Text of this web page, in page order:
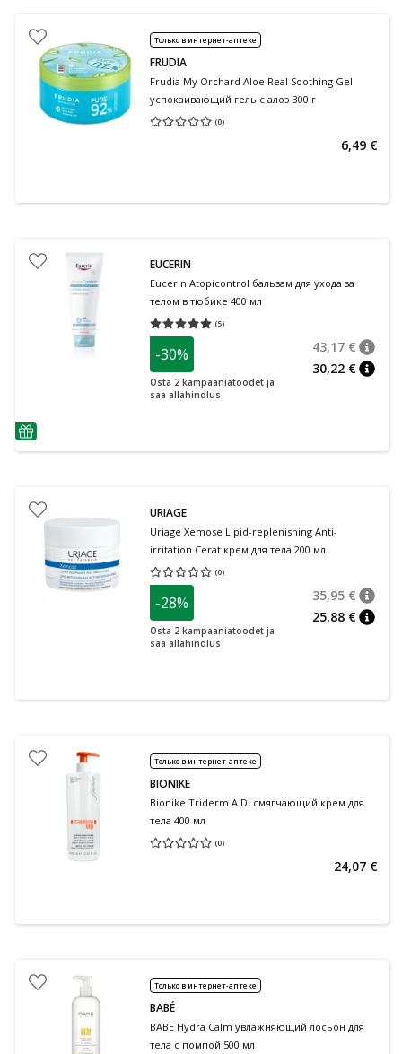
Только в интернет-аптеке
FRUDIA
Frudia My Orchard Aloe Real Soothing Gel
успокаивающий гель с алоэ 300 г
(0)
Средняя оценка 0.00
6,49 €
nõuanne
EUCERIN
Eucerin Atopicontrol бальзам для ухода за
телом в тюбике 400 мл
(5)
Средняя оценка 5.00
-30%
Osta 2 kampaaniatoodet ja
saa allahindlus
43,17 €
30,22 €
URIAGE
Uriage Xemose Lipid-replenishing Anti-
irritation Cerat крем для тела 200 мл
(0)
Средняя оценка 0.00
-28%
Osta 2 kampaaniatoodet ja
saa allahindlus
35,95 €
25,88 €
Только в интернет-аптеке
BIONIKE
Bionike Triderm A.D. смягчающий крем для
тела 400 мл
(0)
Средняя оценка 0.00
24,07 €
Только в интернет-аптеке
BABÉ
BABE Hydra Calm увлажняющий лосьон для
тела с помпой 500 мл